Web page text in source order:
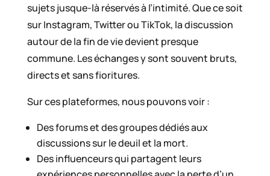
sujets jusque-là réservés à l’intimité. Que ce soit
sur Instagram, Twitter ou TikTok, la discussion
autour de la fin de vie devient presque
commune. Les échanges y sont souvent bruts,
directs et sans fioritures.
Sur ces plateformes, nous pouvons voir :
Des forums et des groupes dédiés aux
discussions sur le deuil et la mort.
Des influenceurs qui partagent leurs